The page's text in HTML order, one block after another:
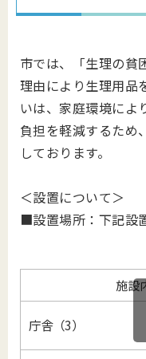
市では、「生理の貧
理由により生理用品
いは、家庭環境によ
負担を軽減するため
しております。
＜設置について＞
■設置場所：下記設
施設
庁舎（3）